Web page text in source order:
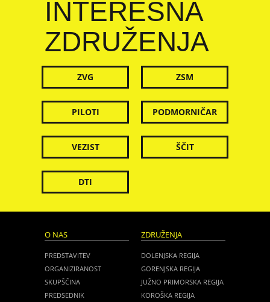
INTERESNA
ZDRUŽENJA
ZVG ZSM
PILOTI PODMORNIČAR
VEZIST ŠČIT
DTI
O NAS
PREDSTAVITEV
ORGANIZIRANOST
SKUPŠČINA
PREDSEDNIK
ZDRUŽENJA
DOLENJSKA REGIJA
GORENJSKA REGIJA
JUŽNO PRIMORSKA REGIJA
KOROŠKA REGIJA